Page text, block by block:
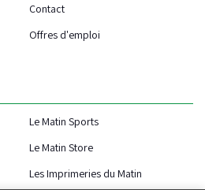
Contact
Offres d'emploi
Le Matin Sports
Le Matin Store
Les Imprimeries du Matin